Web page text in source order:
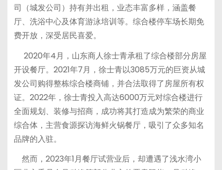
司（城发公司）持有并出租，业态丰富多样，涵盖餐
厅、洗浴中心及体育游泳培训等。综合楼停车场长期免
费开放，深受居民喜爱。
2020年4月，山东商人徐士青承租了综合楼部分房屋
开设餐厅。2021年7月，徐士青以3085万元的巨资从城
发公司购得整栋综合楼商铺，并合法取得了房屋所有权
证。2022年，徐士青投入高达6000万元对综合楼进行
全面规划、装修与招商，成功将其打造成为繁荣的商业
综合体，主营食源探访海鲜火锅餐厅，吸引了众多知名
品牌的入驻。
然而，2023年1月餐厅试营业后，却遭遇了浅水湾小